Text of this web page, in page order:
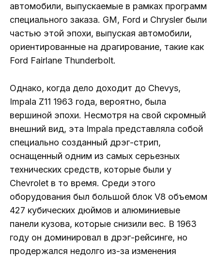
автомобили, выпускаемые в рамках программ
специального заказа. GM, Ford и Chrysler были
частью этой эпохи, выпуская автомобили,
ориентированные на драгирование, такие как
Ford Fairlane Thunderbolt.
Однако, когда дело доходит до Chevys,
Impala Z11 1963 года, вероятно, была
вершиной эпохи. Несмотря на свой скромный
внешний вид, эта Impala представляла собой
специально созданный дрэг-стрип,
оснащенный одним из самых серьезных
технических средств, которые были у
Chevrolet в то время. Среди этого
оборудования был большой блок V8 объемом
427 кубических дюймов и алюминиевые
панели кузова, которые снизили вес. В 1963
году он доминировал в дрэг-рейсинге, но
продержался недолго из-за изменения